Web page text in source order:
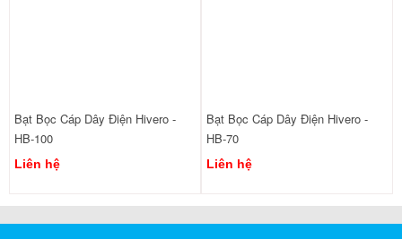
Bạt Bọc Cáp Dây Điện Hivero -
HB-100
Liên hệ
Bạt Bọc Cáp Dây Điện Hivero -
HB-70
Liên hệ